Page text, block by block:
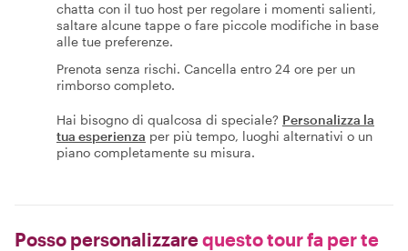
chatta con il tuo host per regolare i momenti salienti,
saltare alcune tappe o fare piccole modifiche in base
alle tue preferenze.
Prenota senza rischi. Cancella entro 24 ore per un
rimborso completo.
Hai bisogno di qualcosa di speciale? Personalizza la
tua esperienza per più tempo, luoghi alternativi o un
piano completamente su misura.
Posso personalizzarequesto tour fa per te